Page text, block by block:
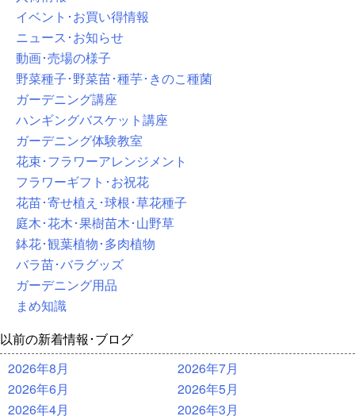
イベント･お買い得情報
ニュース･お知らせ
動画･売場の様子
野菜種子･野菜苗･種芋･きのこ種菌
ガーデニング講座
ハンギングバスケット講座
ガーデニング体験教室
花束･フラワーアレンジメント
フラワーギフト･お祝花
花苗･寄せ植え･球根･草花種子
庭木･花木･果樹苗木･山野草
鉢花･観葉植物･多肉植物
バラ苗･バラグッズ
ガーデニング用品
まめ知識
以前の新着情報･ブログ
2026年8月
2026年7月
2026年6月
2026年5月
2026年4月
2026年3月